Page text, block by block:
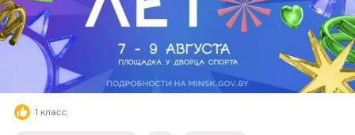
1 класс